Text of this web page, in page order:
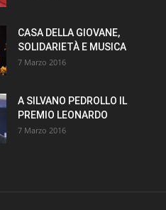
CASA DELLA GIOVANE,
SOLIDARIETÀ E MUSICA
7 Marzo 2016
A SILVANO PEDROLLO IL
PREMIO LEONARDO
7 Marzo 2016